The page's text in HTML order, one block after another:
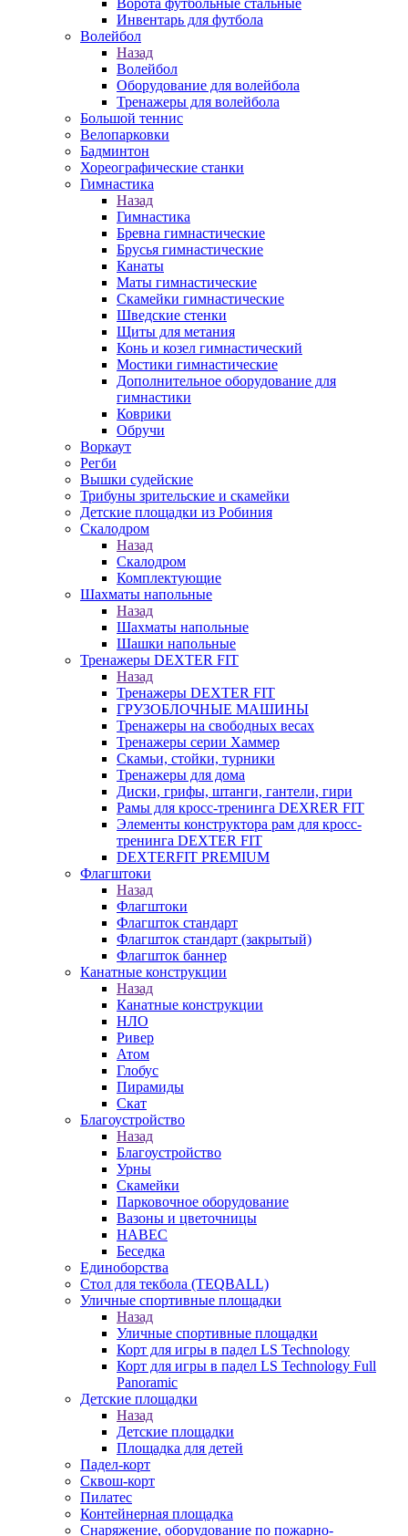
Ворота футбольные стальные
Инвентарь для футбола
Волейбол
Назад
Волейбол
Оборудование для волейбола
Тренажеры для волейбола
Большой теннис
Велопарковки
Бадминтон
Хореографические станки
Гимнастика
Назад
Гимнастика
Бревна гимнастические
Брусья гимнастические
Канаты
Маты гимнастические
Скамейки гимнастические
Шведские стенки
Щиты для метания
Конь и козел гимнастический
Мостики гимнастические
Дополнительное оборудование для
гимнастики
Коврики
Обручи
Воркаут
Регби
Вышки судейские
Трибуны зрительские и скамейки
Детские площадки из Робиния
Скалодром
Назад
Скалодром
Комплектующие
Шахматы напольные
Назад
Шахматы напольные
Шашки напольные
Тренажеры DEXTER FIT
Назад
Тренажеры DEXTER FIT
ГРУЗОБЛОЧНЫЕ МАШИНЫ
Тренажеры на свободных весах
Тренажеры серии Хаммер
Скамьи, стойки, турники
Тренажеры для дома
Диски, грифы, штанги, гантели, гири
Рамы для кросс-тренинга DEXRER FIT
Элементы конструктора рам для кросс-
тренинга DEXTER FIT
DEXTERFIT PREMIUM
Флагштоки
Назад
Флагштоки
Флагшток стандарт
Флагшток стандарт (закрытый)
Флагшток баннер
Канатные конструкции
Назад
Канатные конструкции
НЛО
Ривер
Атом
Глобус
Пирамиды
Скат
Благоустройство
Назад
Благоустройство
Урны
Скамейки
Парковочное оборудование
Вазоны и цветочницы
НАВЕС
Беседка
Единоборства
Стол для текбола (TEQBALL)
Уличные спортивные площадки
Назад
Уличные спортивные площадки
Корт для игры в падел LS Technology
Корт для игры в падел LS Technology Full
Panoramic
Детские площадки
Назад
Детские площадки
Площадка для детей
Падел-корт
Сквош-корт
Пилатес
Контейнерная площадка
Снаряжение, оборудование по пожарно-